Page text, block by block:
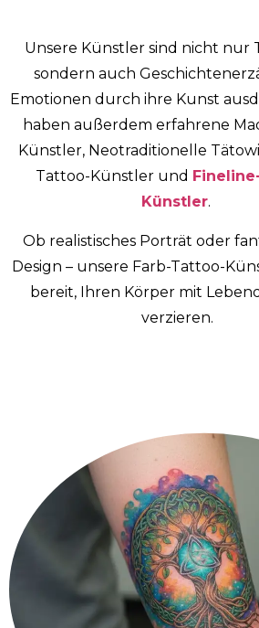
Unsere Künstler sind nicht nur
sondern auch
Emotionen durch ihre Kunst
haben außerdem erfahrene
Künstler, Neotraditionelle
Tattoo-Künstler und
Künstler.
Ob realistisches Porträt oder
Design – unsere Farb-Tattoo-
bereit, Ihren Körper mit
verzieren.